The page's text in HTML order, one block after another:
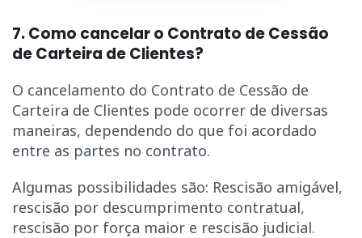
7. Como cancelar o Contrato de Cessão
de Carteira de Clientes?
O cancelamento do Contrato de Cessão de
Carteira de Clientes pode ocorrer de diversas
maneiras, dependendo do que foi acordado
entre as partes no contrato.
Algumas possibilidades são: Rescisão amigável,
rescisão por descumprimento contratual,
rescisão por força maior e rescisão judicial.